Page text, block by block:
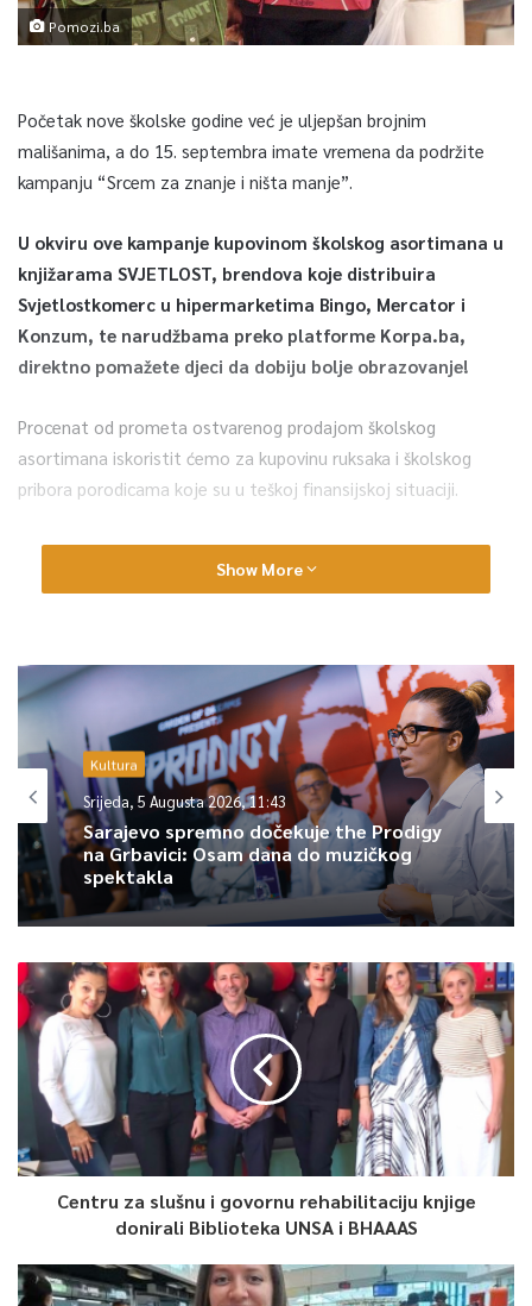
Pomozi.ba
Početak nove školske godine već je uljepšan brojnim
mališanima, a do 15. septembra imate vremena da podržite
kampanju “Srcem za znanje i ništa manje”.
U okviru ove kampanje kupovinom školskog asortimana u
knjižarama SVJETLOST, brendova koje distribuira
Svjetlostkomerc u hipermarketima Bingo, Mercator i
Konzum, te narudžbama preko platforme Korpa.ba,
direktno pomažete djeci da dobiju bolje obrazovanje!
Procenat od prometa ostvarenog prodajom školskog
asortimana iskoristit ćemo za kupovinu ruksaka i školskog
pribora porodicama koje su u teškoj finansijskoj situaciji.
Article Rating
Show More
Kultura
Srijeda, 5 Augusta 2026, 11:43
Sarajevo spremno dočekuje the Prodigy
na Grbavici: Osam dana do muzičkog
spektakla
Centru za slušnu i govornu rehabilitaciju knjige
donirali Biblioteka UNSA i BHAAAS